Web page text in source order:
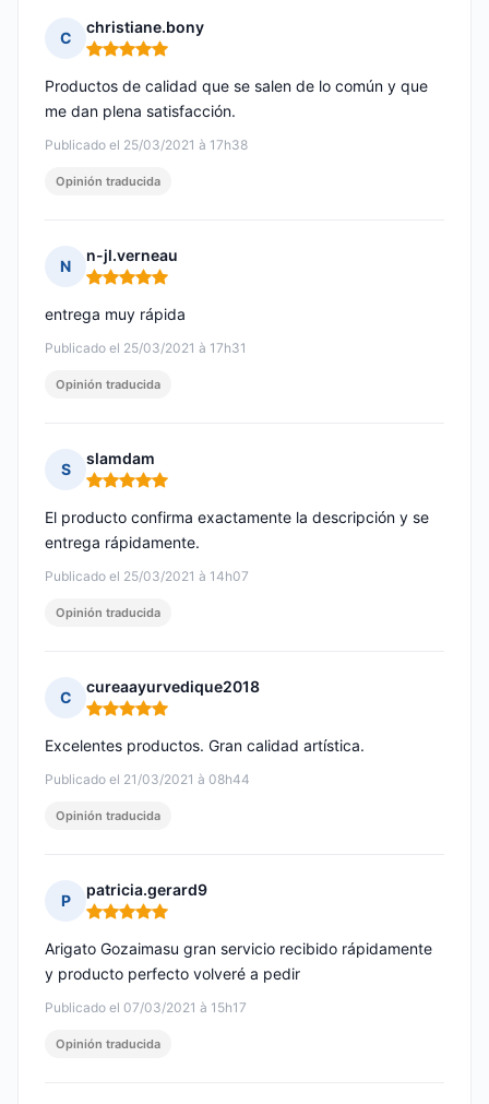
C
christiane.bony
Nota: 5 de 5
Publicado el 25/03/2021 à 17h38
Productos de calidad que se salen de lo común y que
me dan plena satisfacción.
Opinión traducida
N
n-jl.verneau
Nota: 5 de 5
Publicado el 25/03/2021 à 17h31
entrega muy rápida
Opinión traducida
S
slamdam
Nota: 5 de 5
Publicado el 25/03/2021 à 14h07
El producto confirma exactamente la descripción y se
entrega rápidamente.
Opinión traducida
C
cureaayurvedique2018
Nota: 5 de 5
Publicado el 21/03/2021 à 08h44
Excelentes productos. Gran calidad artística.
Opinión traducida
P
patricia.gerard9
Nota: 5 de 5
Publicado el 07/03/2021 à 15h17
Arigato Gozaimasu gran servicio recibido rápidamente
y producto perfecto volveré a pedir
Opinión traducida